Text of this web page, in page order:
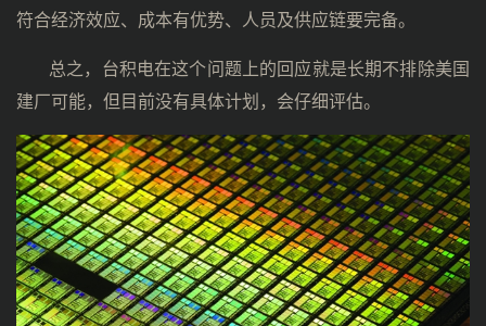
符合经济效应、成本有优势、人员及供应链要完备。
总之，台积电在这个问题上的回应就是长期不排除美国
建厂可能，但目前没有具体计划，会仔细评估。